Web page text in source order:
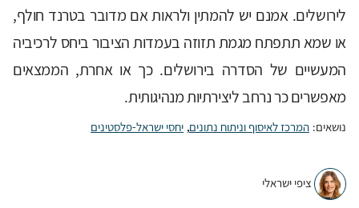
לירושלים. אמנם יש להמתין ולראות אם מדובר בטרנד חולף,
או שמא תתפתח מגמת תזוזה בעמדות הציבור ביחס לרכיביה
המעשיים של הסדרה בירושלים. כך או אחרת, הממצאים
מאפשרים כר נרחב ליצירתיות מנהיגותית.
נושאים: המרכז לאיסוף וניתוח נתונים, יחסי ישראל-פלסטינים
ציפי ישראלי